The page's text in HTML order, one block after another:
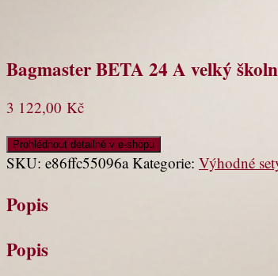
Bagmaster BETA 24 A velký
3 122,00 Kč
Prohlédnout detailně v e-shopu
SKU: e86ffc55096a Kategorie: Výhodné
Popis
Popis